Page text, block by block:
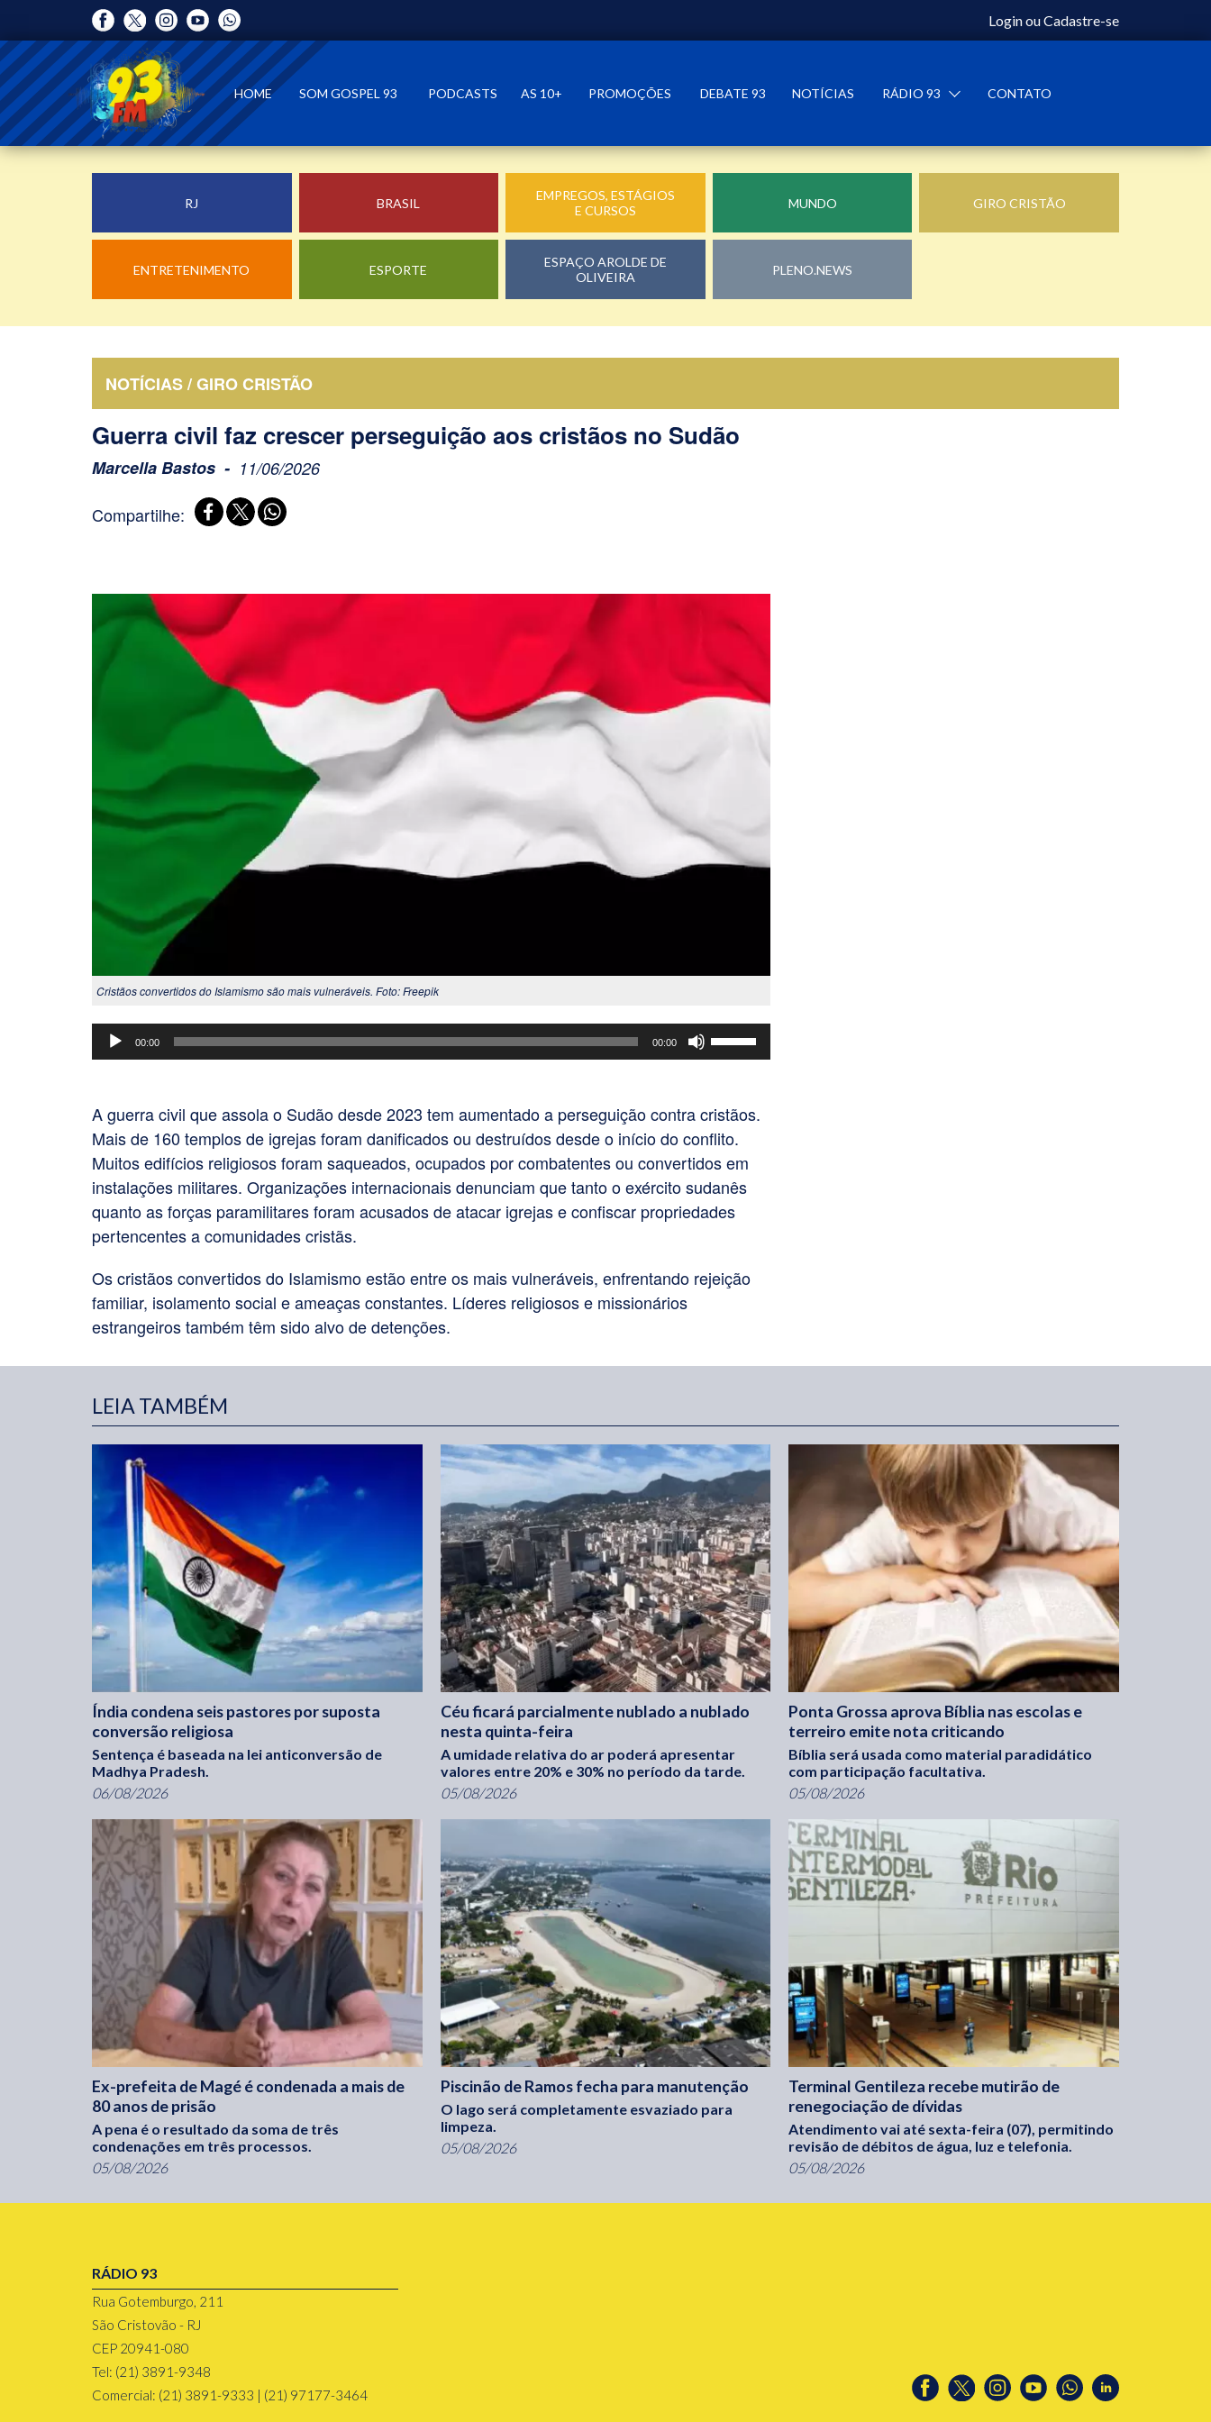
LoginouCadastre-se
HOME SOM GOSPEL 93 PODCASTS AS 10+ PROMOÇÕES DEBATE 93 NOTÍCIAS RÁDIO 93 CONTATO
RJ BRASIL
EMPREGOS, ESTÁGIOS
E CURSOS
MUNDO GIRO CRISTÃO
ENTRETENIMENTO ESPORTE
ESPAÇO AROLDE DE
OLIVEIRA
PLENO.NEWS
NOTÍCIAS / GIRO CRISTÃO
Guerra civil faz crescer perseguição aos cristãos no Sudão
Marcella Bastos 11/06/2026
Compartilhe:
Cristãos convertidos do Islamismo são mais vulneráveis. Foto: Freepik
Tocador
de
00:00 00:00
Use
as
para
cima
ou
para
baixo
ou
A guerra civil que assola o Sudão desde 2023 tem aumentado a perseguição contra cristãos.
Mais de 160 templos de igrejas foram danificados ou destruídos desde o início do conflito.
Muitos edifícios religiosos foram saqueados, ocupados por combatentes ou convertidos em
instalações militares. Organizações internacionais denunciam que tanto o exército sudanês
quanto as forças paramilitares foram acusados de atacar igrejas e confiscar propriedades
pertencentes a comunidades cristãs.
Os cristãos convertidos do Islamismo estão entre os mais vulneráveis, enfrentando rejeição
familiar, isolamento social e ameaças constantes. Líderes religiosos e missionários
estrangeiros também têm sido alvo de detenções.
LEIA TAMBÉM
Índia condena seis pastores por suposta
conversão religiosa
Sentença é baseada na lei anticonversão de
Madhya Pradesh.
06/08/2026
Céu ficará parcialmente nublado a nublado
nesta quinta-feira
A umidade relativa do ar poderá apresentar
valores entre 20% e 30% no período da tarde.
05/08/2026
Ponta Grossa aprova Bíblia nas escolas e
terreiro emite nota criticando
Bíblia será usada como material paradidático
com participação facultativa.
05/08/2026
Ex-prefeita de Magé é condenada a mais de
80 anos de prisão
A pena é o resultado da soma de três
condenações em três processos.
05/08/2026
Piscinão de Ramos fecha para manutenção
O lago será completamente esvaziado para
limpeza.
05/08/2026
Terminal Gentileza recebe mutirão de
renegociação de dívidas
Atendimento vai até sexta-feira (07), permitindo
revisão de débitos de água, luz e telefonia.
05/08/2026
RÁDIO 93
Rua Gotemburgo, 211
São Cristovão - RJ
CEP 20941-080
Tel: (21) 3891-9348
Comercial: (21) 3891-9333 | (21) 97177-3464